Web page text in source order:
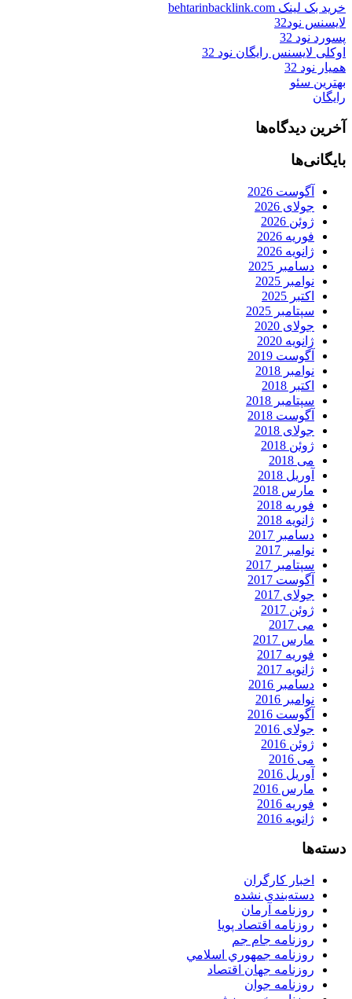
خرید بک لینک behtarinbacklink.com
لایسنس نود32
پسورد نود 32
اوکلی لایسنس رایگان نود 32
همیار نود 32
بهترین سئو
رایگان
آخرین دیدگاه‌ها
بایگانی‌ها
آگوست 2026
جولای 2026
ژوئن 2026
فوریه 2026
ژانویه 2026
دسامبر 2025
نوامبر 2025
اکتبر 2025
سپتامبر 2025
جولای 2020
ژانویه 2020
آگوست 2019
نوامبر 2018
اکتبر 2018
سپتامبر 2018
آگوست 2018
جولای 2018
ژوئن 2018
می 2018
آوریل 2018
مارس 2018
فوریه 2018
ژانویه 2018
دسامبر 2017
نوامبر 2017
سپتامبر 2017
آگوست 2017
جولای 2017
ژوئن 2017
می 2017
مارس 2017
فوریه 2017
ژانویه 2017
دسامبر 2016
نوامبر 2016
آگوست 2016
جولای 2016
ژوئن 2016
می 2016
آوریل 2016
مارس 2016
فوریه 2016
ژانویه 2016
دسته‌ها
اخبار کارگران
دسته‌بندی نشده
روزنامه آرمان
روزنامه اقتصاد پویا
روزنامه جام جم
روزنامه جمهوري اسلامي
روزنامه جهان اقتصاد
روزنامه جوان